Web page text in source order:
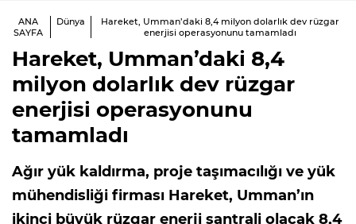
ANA
SAYFA
Dünya
Hareket, Umman’daki 8,4 milyon dolarlık dev rüzgar
enerjisi operasyonunu tamamladı
Hareket, Umman’daki 8,4
milyon dolarlık dev rüzgar
enerjisi operasyonunu
tamamladı
Ağır yük kaldırma, proje taşımacılığı ve yük
mühendisliği firması Hareket, Umman’ın
ikinci büyük rüzgar enerji santrali olacak 8,4